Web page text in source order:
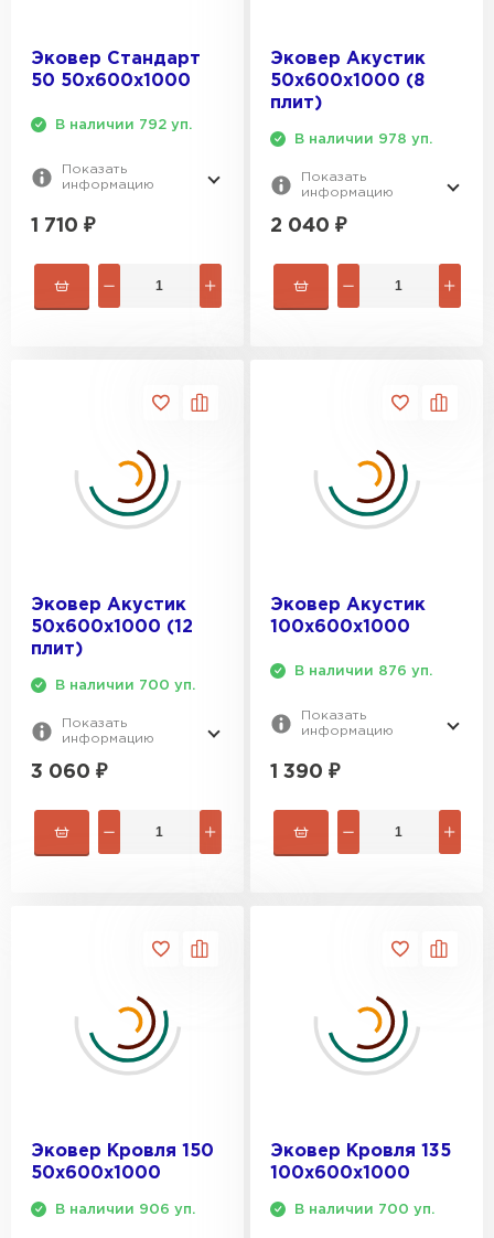
Эковер Стандарт
50 50х600х1000
В наличии 792 уп.
Показать
информацию
1 710 ₽
Эковер Акустик
50х600х1000 (8
плит)
В наличии 978 уп.
Показать
информацию
2 040 ₽
Эковер Акустик
50х600х1000 (12
плит)
В наличии 700 уп.
Показать
информацию
3 060 ₽
Эковер Акустик
100х600х1000
В наличии 876 уп.
Показать
информацию
1 390 ₽
Эковер Кровля 150
50х600х1000
В наличии 906 уп.
Эковер Кровля 135
100х600х1000
В наличии 700 уп.